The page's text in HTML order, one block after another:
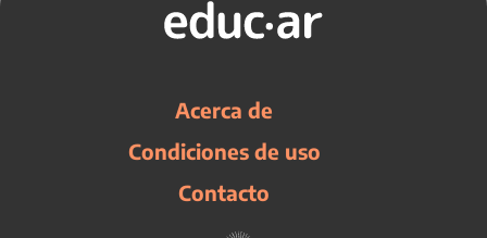
Acerca de
Condiciones de uso
Contacto